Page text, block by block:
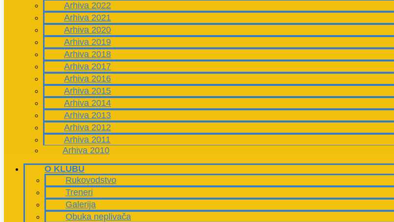
Arhiva 2022
Arhiva 2021
Arhiva 2020
Arhiva 2019
Arhiva 2018
Arhiva 2017
Arhiva 2016
Arhiva 2015
Arhiva 2014
Arhiva 2013
Arhiva 2012
Arhiva 2011
Arhiva 2010
O KLUBU
Rukovodstvo
Treneri
Galerija
Obuka neplivača